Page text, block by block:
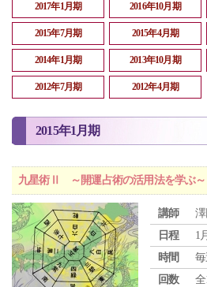
2017年1月期 2016年10月期
2015年7月期 2015年4月期
2014年1月期 2013年10月期
2012年7月期 2012年4月期
2015年1月期
九星術Ⅱ ～開運占術の活用法を学ぶ～
講師
日程
1
時間
回数
全